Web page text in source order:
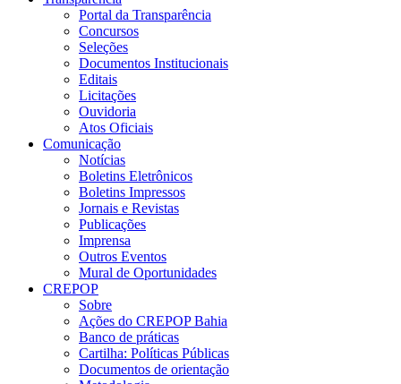
Portal da Transparência
Concursos
Seleções
Documentos Institucionais
Editais
Licitações
Ouvidoria
Atos Oficiais
Comunicação
Notícias
Boletins Eletrônicos
Boletins Impressos
Jornais e Revistas
Publicações
Imprensa
Outros Eventos
Mural de Oportunidades
CREPOP
Sobre
Ações do CREPOP Bahia
Banco de práticas
Cartilha: Políticas Públicas
Documentos de orientação